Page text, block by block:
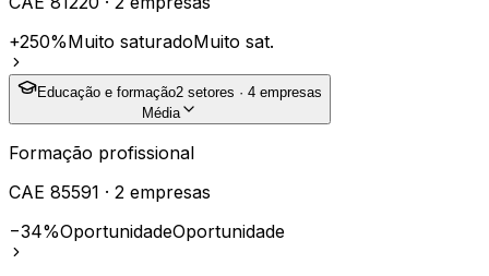
+250%Muito saturadoMuito sat.
Educação e formação2 setores · 4 empresas
Média
Formação profissional
CAE 85591 · 2 empresas
−34%OportunidadeOportunidade